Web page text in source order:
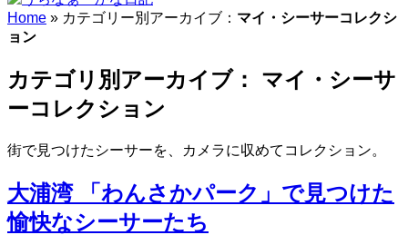
Home » カテゴリー別アーカイブ： マイ・シーサーコレクシ
ョン
カテゴリ別アーカイブ： マイ・シーサ
ーコレクション
街で見つけたシーサーを、カメラに収めてコレクション。
大浦湾 「わんさかパーク」で見つけた
愉快なシーサーたち